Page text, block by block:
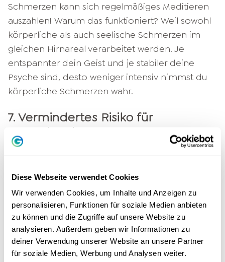
Diese Webseite verwendet Cookies
Wir verwenden Cookies, um Inhalte und Anzeigen zu
personalisieren, Funktionen für soziale Medien anbieten
zu können und die Zugriffe auf unsere Website zu
analysieren. Außerdem geben wir Informationen zu
deiner Verwendung unserer Website an unsere Partner
für soziale Medien, Werbung und Analysen weiter.
Schmerzen kann sich regelmäßiges Meditieren
auszahlen! Warum das funktioniert? Weil sowohl
körperliche als auch seelische Schmerzen im
gleichen Hirnareal verarbeitet werden. Je
entspannter dein Geist und je stabiler deine
Psyche sind, desto weniger intensiv nimmst du
körperliche Schmerzen wahr.
7. Vermindertes Risiko für
Herzerkrankungen
vielleicht sogar häufiger als es gesund wäre.
Entwickelt sich daraus eine waschechte
Hypertonie, steigt dein Risiko, später an einer
Herzerkrankung zu leiden oder sogar einen
Herzinfarkt zu erleben. Verschiedene
Meditationsarten können die